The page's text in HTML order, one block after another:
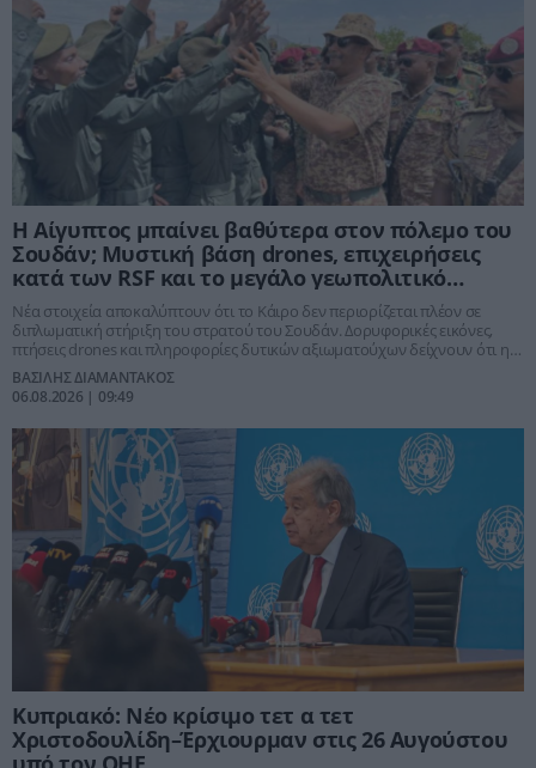
Η Αίγυπτος μπαίνει βαθύτερα στον πόλεμο του
Σουδάν; Μυστική βάση drones, επιχειρήσεις
κατά των RSF και το μεγάλο γεωπολιτικό
στοίχημα του Σίσι
Νέα στοιχεία αποκαλύπτουν ότι το Κάιρο δεν περιορίζεται πλέον σε
διπλωματική στήριξη του στρατού του Σουδάν. Δορυφορικές εικόνες,
πτήσεις drones και πληροφορίες δυτικών αξιωματούχων δείχνουν ότι η
Αίγυπτος έχει εξελιχθεί σε κρίσιμο παράγοντα του πολέμου, επιχειρώντας
να διασφαλίσει την επιβίωση του στρατηγού Αμπντέλ Φατάχ αλ-
Μπουρχάν και να προστατεύσει τα δικά της ζωτικά συμφέροντα στον
Νείλο και την περιοχή.
ΒΑΣΙΛΗΣ ΔΙΑΜΑΝΤΑΚΟΣ
06.08.2026 | 09:49
Κυπριακό: Νέο κρίσιμο τετ α τετ
Χριστοδουλίδη–Έρχιουρμαν στις 26 Αυγούστου